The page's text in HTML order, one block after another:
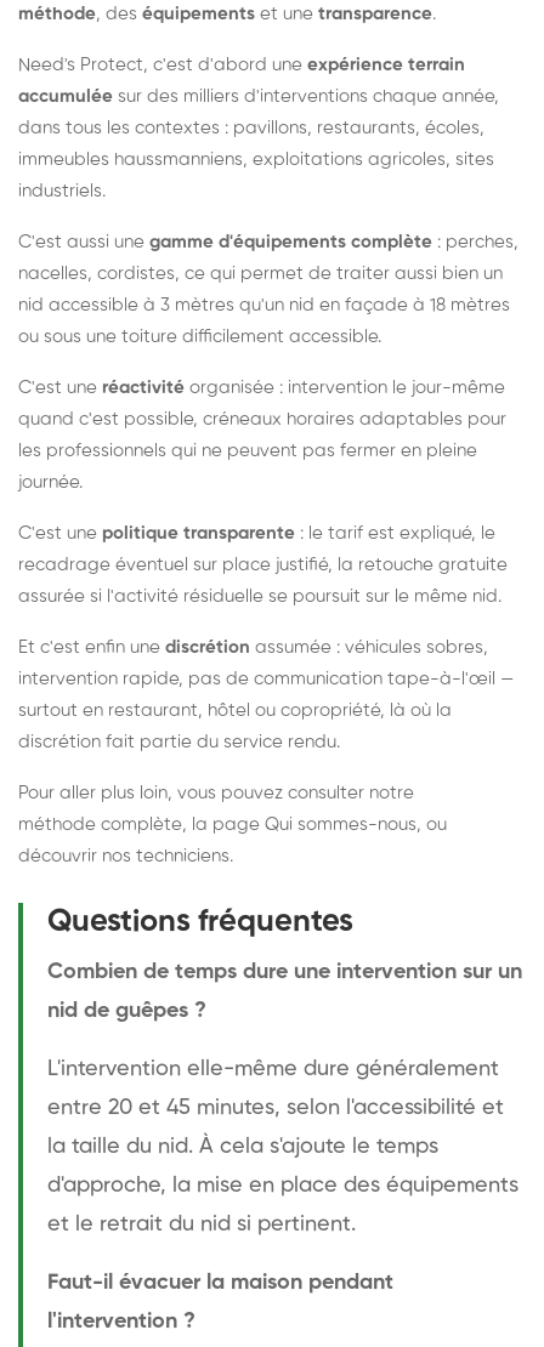
méthode, des équipements et une transparence.
Need's Protect, c'est d'abord une expérience terrain
accumulée sur des milliers d'interventions chaque année,
dans tous les contextes : pavillons, restaurants, écoles,
immeubles haussmanniens, exploitations agricoles, sites
industriels.
C'est aussi une gamme d'équipements complète : perches,
nacelles, cordistes, ce qui permet de traiter aussi bien un
nid accessible à 3 mètres qu'un nid en façade à 18 mètres
ou sous une toiture difficilement accessible.
C'est une réactivité organisée : intervention le jour-même
quand c'est possible, créneaux horaires adaptables pour
les professionnels qui ne peuvent pas fermer en pleine
journée.
C'est une politique transparente : le tarif est expliqué, le
recadrage éventuel sur place justifié, la retouche gratuite
assurée si l'activité résiduelle se poursuit sur le même nid.
Et c'est enfin une discrétion assumée : véhicules sobres,
intervention rapide, pas de communication tape-à-l'œil —
surtout en restaurant, hôtel ou copropriété, là où la
discrétion fait partie du service rendu.
Pour aller plus loin, vous pouvez consulter notre
méthode complète, la page Qui sommes-nous, ou
découvrir nos techniciens.
Questions fréquentes
Combien de temps dure une intervention sur un
nid de guêpes ?
L'intervention elle-même dure généralement
entre 20 et 45 minutes, selon l'accessibilité et
la taille du nid. À cela s'ajoute le temps
d'approche, la mise en place des équipements
et le retrait du nid si pertinent.
Faut-il évacuer la maison pendant
l'intervention ?